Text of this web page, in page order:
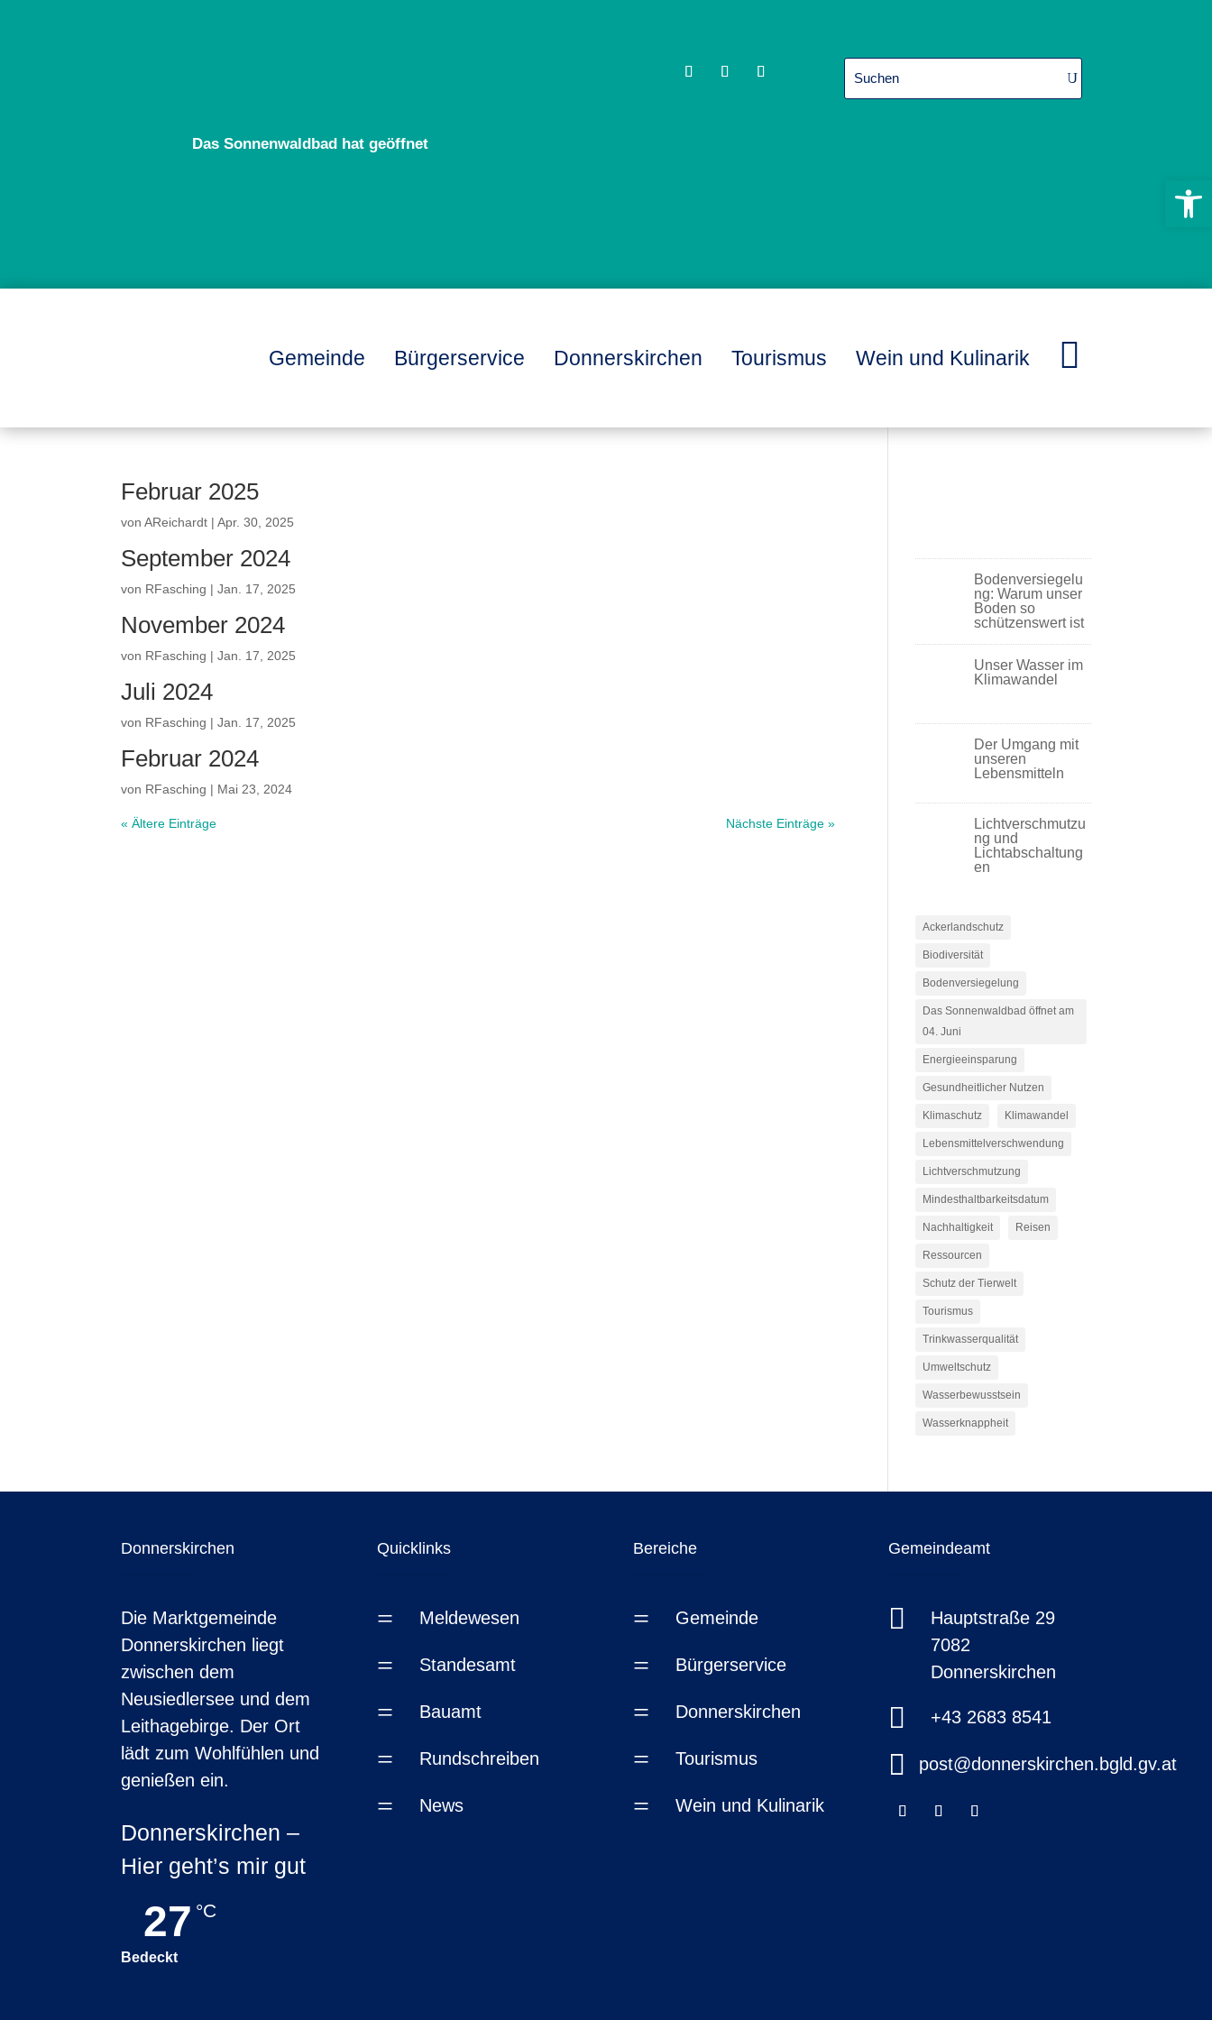
Das Sonnenwaldbad hat geöffnet
Gemeinde Bürgerservice Donnerskirchen Tourismus Wein und Kulinarik 
Februar 2025
vonAReichardt |Apr. 30, 2025
September 2024
von RFasching |Jan. 17, 2025
November 2024
von RFasching |Jan. 17, 2025
Juli 2024
von RFasching |Jan. 17, 2025
Februar 2024
von RFasching | Mai 23, 2024
« Ältere Einträge Nächste Einträge »
Bodenversiegelu
ng: Warum unser
Boden so
schützenswert ist
Unser Wasser im
Klimawandel
Der Umgang mit
unseren
Lebensmitteln
Lichtverschmutzu
ng und
Lichtabschaltung
en
Ackerlandschutz
Biodiversität
Bodenversiegelung
Das Sonnenwaldbad öffnet am
04. Juni
Energieeinsparung
Gesundheitlicher Nutzen
Klimaschutz Klimawandel
Lebensmittelverschwendung
Lichtverschmutzung
Mindesthaltbarkeitsdatum
Nachhaltigkeit Reisen
Ressourcen
Schutz der Tierwelt
Tourismus
Trinkwasserqualität
Umweltschutz
Wasserbewusstsein
Wasserknappheit
Donnerskirchen
Die Marktgemeinde
Donnerskirchen liegt
zwischen dem
Neusiedlersee und dem
Leithagebirge. Der Ort
lädt zum Wohlfühlen und
genießen ein.
Donnerskirchen –
Hier geht’s mir gut
27 °C
Bedeckt
Quicklinks
= Meldewesen
= Standesamt
= Bauamt
= Rundschreiben
= News
Bereiche
= Gemeinde
= Bürgerservice
= Donnerskirchen
= Tourismus
= Wein und Kulinarik
Gemeindeamt

Hauptstraße 29
7082
Donnerskirchen
 +43 2683 8541
 post@donnerskirchen.bgld.gv.at